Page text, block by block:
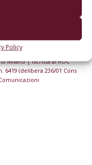
Policy
legale Via Eritrea 21 -
al Registro delle
Milano | Iscritta al ROC
(delibera 236/01 Cons